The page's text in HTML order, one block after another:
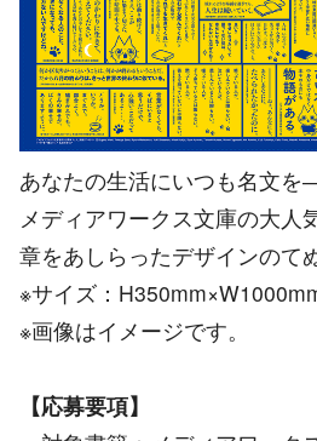
あなたの生活にいつも名文を
メディアワークス文庫の大人
章をあしらったデザインのて
※サイズ：
※画像はイメージです。
【応募要項】